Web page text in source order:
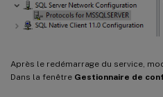
Après le redémarrage du service,
Dans la fenêtre Gestionnaire de